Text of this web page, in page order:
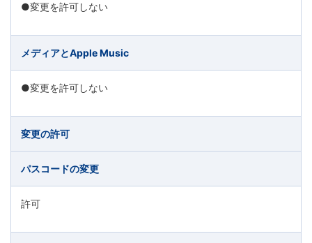
●変更を許可しない
メディアとApple Music
●変更を許可しない
変更の許可
パスコードの変更
許可